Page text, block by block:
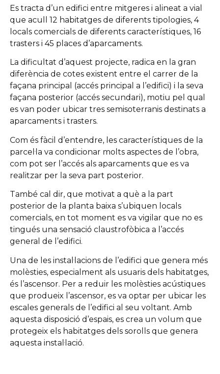
Es tracta d’un edifici entre mitgeres i alineat a vial
que acull 12 habitatges de diferents tipologies, 4
locals comercials de diferents característiques, 16
trasters i 45 places d’aparcaments.
La dificultat d’aquest projecte, radica en la gran
diferència de cotes existent entre el carrer de la
façana principal (accés principal a l’edifici) i la seva
façana posterior (accés secundari), motiu pel qual
es van poder ubicar tres semisoterranis destinats a
aparcaments i trasters.
Com és fàcil d’entendre, les característiques de la
parcel·la va condicionar molts aspectes de l’obra,
com pot ser l’accés als aparcaments que es va
realitzar per la seva part posterior.
També cal dir, que motivat a què a la part
posterior de la planta baixa s’ubiquen locals
comercials, en tot moment es va vigilar que no es
tingués una sensació claustrofòbica a l’accés
general de l’edifici.
Una de les instal·lacions de l’edifici que genera més
molèsties, especialment als usuaris dels habitatges,
és l’ascensor. Per a reduir les molèsties acústiques
que produeix l’ascensor, es va optar per ubicar les
escales generals de l’edifici al seu voltant. Amb
aquesta disposició d’espais, es crea un volum que
protegeix els habitatges dels sorolls que genera
aquesta instal·lació.